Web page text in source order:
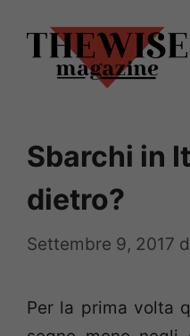
contenuto
Sbarchi in
dietro?
Settembre 9, 2017
Per la prima volta